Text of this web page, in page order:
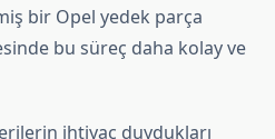
bir Opel yedek parça
bu süreç daha kolay ve
ihtiyaç duydukları